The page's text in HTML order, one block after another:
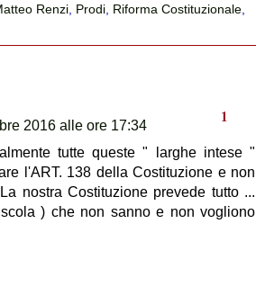
Renzi Prodi Riforma Costituzionale
2016 alle ore 17:34
tutte queste " larghe intese "
l'ART. 138 della Costituzione e non
nostra Costituzione prevede tutto ...
) che non sanno e non vogliono